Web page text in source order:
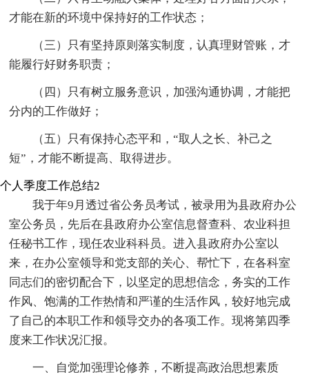
才能在新的环境中保持好的工作状态；
（三）只有坚持原则落实制度，认真理财管账，才
能履行好财务职责；
（四）只有树立服务意识，加强沟通协调，才能把
分内的工作做好；
（五）只有保持心态平和，“取人之长、补己之
短”，才能不断提高、取得进步。
个人季度工作总结2
我于年9月透过省公务员考试，被录用为县政府办公
室公务员，先后在县政府办公室信息督查科、农业科担
任秘书工作，现任农业科科员。进入县政府办公室以
来，在办公室领导和党支部的关心、帮忙下，在各科室
同志们的密切配合下，以坚定的思想信念，务实的工作
作风、饱满的工作热情和严谨的生活作风，较好地完成
了自己的本职工作和领导交办的各项工作。现将第四季
度来工作状况汇报。
一、自觉加强理论修养，不断提高政治思想素质